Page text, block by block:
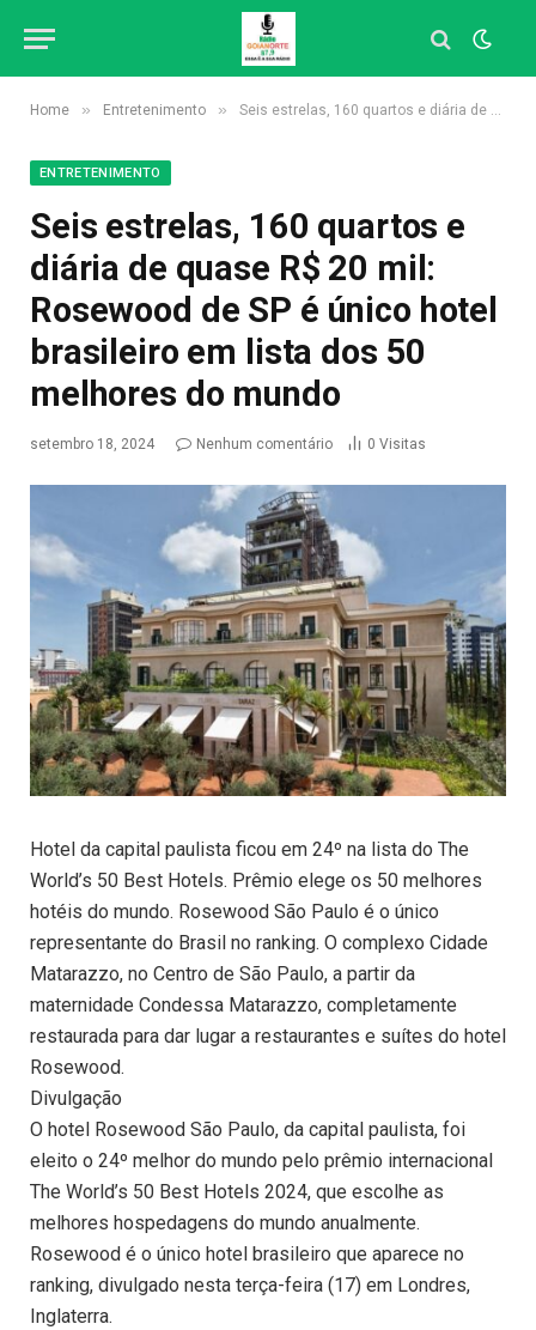
Home » Entretenimento » Seis estrelas, 160 quartos e diária de quase R$ 20 mil: Rosewood de SP é único hotel brasileiro em lista dos 50 melhores do mundo
ENTRETENIMENTO
Seis estrelas, 160 quartos e
diária de quase R$ 20 mil:
Rosewood de SP é único hotel
brasileiro em lista dos 50
melhores do mundo
setembro 18, 2024 Nenhum comentário 0 Visitas
Hotel da capital paulista ficou em 24º na lista do The
World’s 50 Best Hotels. Prêmio elege os 50 melhores
hotéis do mundo. Rosewood São Paulo é o único
representante do Brasil no ranking. O complexo Cidade
Matarazzo, no Centro de São Paulo, a partir da
maternidade Condessa Matarazzo, completamente
restaurada para dar lugar a restaurantes e suítes do hotel
Rosewood.
Divulgação
O hotel Rosewood São Paulo, da capital paulista, foi
eleito o 24º melhor do mundo pelo prêmio internacional
The World’s 50 Best Hotels 2024, que escolhe as
melhores hospedagens do mundo anualmente.
Rosewood é o único hotel brasileiro que aparece no
ranking, divulgado nesta terça-feira (17) em Londres,
Inglaterra.